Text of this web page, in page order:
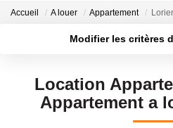
Tous Nos
Accueil A louer Appartement
Modifier les critères
Sélectionnez...
Type de bien
Location
Appartement a